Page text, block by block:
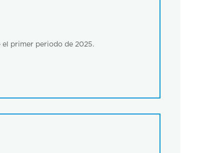
el primer periodo de 2025.